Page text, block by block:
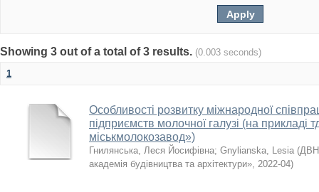
Showing 3 out of a total of 3 results. (0.003 seconds)
1
Особливості розвитку міжнародної
підприємств молочної галузі (на прикладі
міськмолокозавод»)
Гнилянська, Леся Йосифівна; Gnylianska, Lesia (
академія будівництва та архітектури», 2022-04)